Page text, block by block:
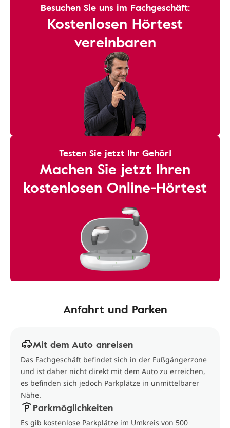
Besuchen Sie uns im Fachgeschäft:
Kostenlosen Hörtest
vereinbaren
Testen Sie jetzt Ihr Gehör!
Machen Sie jetzt Ihren
kostenlosen Online-Hörtest
Anfahrt und Parken
Mit dem Auto anreisen
Das Fachgeschäft befindet sich in der Fußgängerzone
und ist daher nicht direkt mit dem Auto zu erreichen,
es befinden sich jedoch Parkplätze in unmittelbarer
Nähe.
Parkmöglichkeiten
Es gib kostenlose Parkplätze im Umkreis von 500